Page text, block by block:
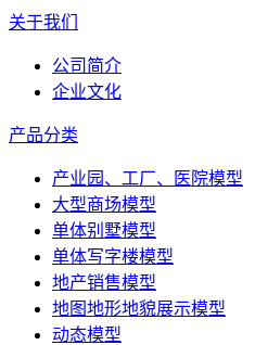
关于我们
公司简介
企业文化
产品分类
产业园、工厂、医院模型
大型商场模型
单体别墅模型
单体写字楼模型
地产销售模型
地图地形地貌展示模型
动态模型